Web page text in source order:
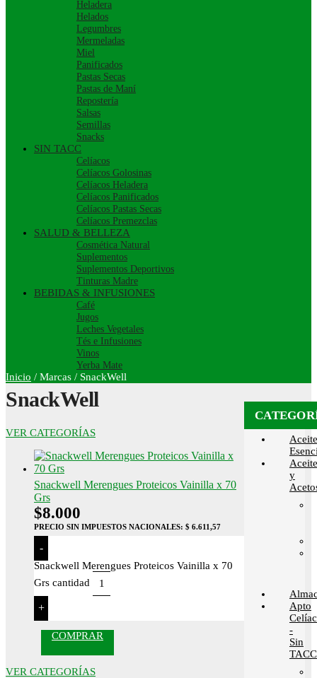
Heladera
Helados
Legumbres
Mermeladas
Miel
Panificados
Pastas Secas
Pastas de Maní
Repostería
Salsas
Semillas
Snacks
SIN TACC
Celíacos
Celíacos Golosinas
Celíacos Heladera
Celíacos Panificados
Celíacos Pastas Secas
Celíacos Premezclas
SALUD & BELLEZA
Cosmética Natural
Suplementos
Suplementos Deportivos
Tinturas Madre
BEBIDAS & INFUSIONES
Café
Jugos
Leches Vegetales
Tés e Infusiones
Vinos
Yerba Mate
Inicio / Marcas / SnackWell
SnackWell
VER CATEGORÍAS
Snackwell Merengues Proteicos Vainilla x 70
Grs
$8.000
PRECIO SIN IMPUESTOS NACIONALES: $ 6.611,57
-
Snackwell Merengues Proteicos Vainilla x 70
Grs cantidad
+
COMPRAR
VER CATEGORÍAS
y
Apto
-
Sin
TACC